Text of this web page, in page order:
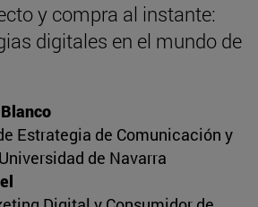
y compra al instante:
digitales en el mundo de
Estrategia de Comunicación y
de Navarra